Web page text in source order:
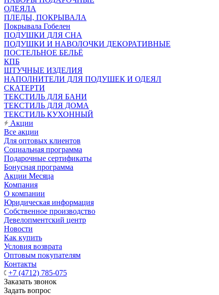
ОДЕЯЛА
ПЛЕДЫ, ПОКРЫВАЛА
Покрывала Гобелен
ПОДУШКИ ДЛЯ СНА
ПОДУШКИ И НАВОЛОЧКИ ДЕКОРАТИВНЫЕ
ПОСТЕЛЬНОЕ БЕЛЬЁ
КПБ
ШТУЧНЫЕ ИЗДЕЛИЯ
НАПОЛНИТЕЛИ ДЛЯ ПОДУШЕК И ОДЕЯЛ
СКАТЕРТИ
ТЕКСТИЛЬ ДЛЯ БАНИ
ТЕКСТИЛЬ ДЛЯ ДОМА
ТЕКСТИЛЬ КУХОННЫЙ
Акции
Все акции
Для оптовых клиентов
Социальная программа
Подарочные сертификаты
Бонусная программа
Акции Месяца
Компания
О компании
Юридическая информация
Собственное производство
Девелопментский центр
Новости
Как купить
Условия возврата
Оптовым покупателям
Контакты
+7 (4712) 785-075
Заказать звонок
Задать вопрос